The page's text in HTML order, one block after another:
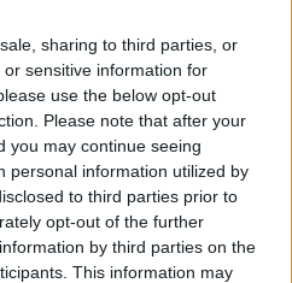
sharing to third parties, or
sensitive information for
use the below opt-out
Please note that after your
you may continue seeing
personal information utilized by
to third parties prior to
opt-out of the further
by third parties on the
This information may
“La sanità italiana?
e in Veneto funziona